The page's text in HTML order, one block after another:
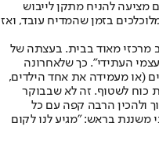
מציעה להניח מתקן לייבוש
בזמן שהמדיח עובד, ואז
מרכזי מאוד בבית. בעצתה של
העתידי". כך שלאחרונה
(או מעמידה את אחד הילדים,
כוח לשטוף. זה לא שבבוקר
ולהכין הרבה קפה עם כל
בראש: "מגיע לנו לקום